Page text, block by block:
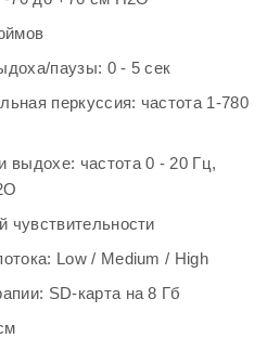
паузы: 0 - 5 сек
перкуссия: частота 1-780
выдохе: частота 0 - 20 Гц,
О
чувствительности
Low / Medium / High
SD-карта на 8 Гб